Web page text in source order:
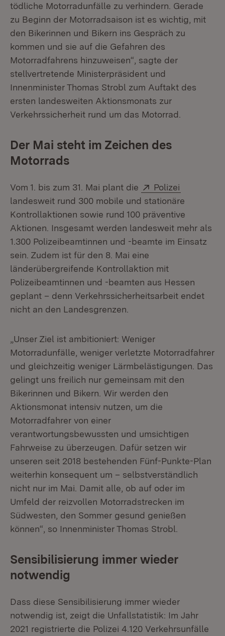
tödliche Motorradunfälle zu verhindern. Gerade
zu Beginn der Motorradsaison ist es wichtig, mit
den Bikerinnen und Bikern ins Gespräch zu
kommen und sie auf die Gefahren des
Motorradfahrens hinzuweisen“, sagte der
stellvertretende Ministerpräsident und
Innenminister Thomas Strobl zum Auftakt des
ersten landesweiten Aktionsmonats zur
Verkehrssicherheit rund um das Motorrad.
Der Mai steht im Zeichen des
Motorrads
Vom 1. bis zum 31. Mai plant die Extern:
Polizei
landesweit rund 300 mobile und stationäre
Kontrollaktionen sowie rund 100 präventive
Aktionen. Insgesamt werden landesweit mehr als
1.300 Polizeibeamtinnen und -beamte im Einsatz
sein. Zudem ist für den 8. Mai eine
länderübergreifende Kontrollaktion mit
Polizeibeamtinnen und -beamten aus Hessen
geplant – denn Verkehrssicherheitsarbeit endet
nicht an den Landesgrenzen.
„Unser Ziel ist ambitioniert: Weniger
Motorradunfälle, weniger verletzte Motorradfahrer
und gleichzeitig weniger Lärmbelästigungen. Das
gelingt uns freilich nur gemeinsam mit den
Bikerinnen und Bikern. Wir werden den
Aktionsmonat intensiv nutzen, um die
Motorradfahrer von einer
verantwortungsbewussten und umsichtigen
Fahrweise zu überzeugen. Dafür setzen wir
unseren seit 2018 bestehenden Fünf-Punkte-Plan
weiterhin konsequent um – selbstverständlich
nicht nur im Mai. Damit alle, ob auf oder im
Umfeld der reizvollen Motorradstrecken im
Südwesten, den Sommer gesund genießen
können“, so Innenminister Thomas Strobl.
Sensibilisierung immer wieder
notwendig
Dass diese Sensibilisierung immer wieder
notwendig ist, zeigt die Unfallstatistik: Im Jahr
2021 registrierte die Polizei 4.120 Verkehrsunfälle